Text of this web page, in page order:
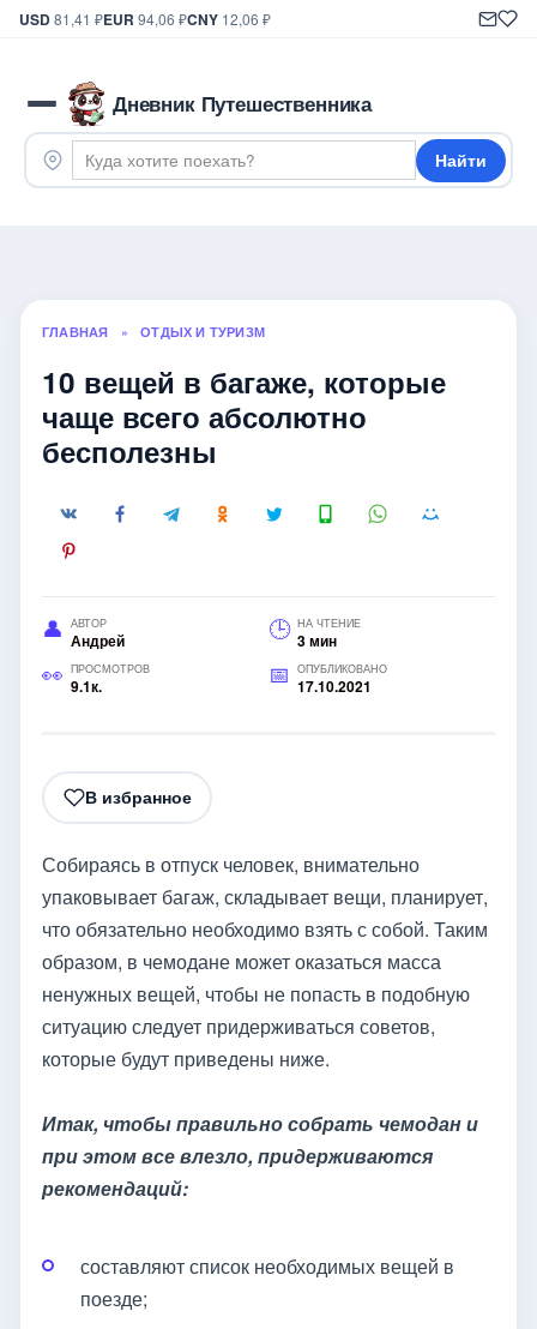
USD81,41 ₽EUR 94,06 ₽CNY 12,06 ₽
Дневник Путешественника
Найти
ГЛАВНАЯ » ОТДЫХ И ТУРИЗМ
10 вещей в багаже, которые
чаще всего абсолютно
бесполезны
АВТОР
Андрей
НА ЧТЕНИЕ
3 мин
ПРОСМОТРОВ
9.1к.
ОПУБЛИКОВАНО
17.10.2021
В избранное
Собираясь в отпуск человек, внимательно
упаковывает багаж, складывает вещи, планирует,
что обязательно необходимо взять с собой. Таким
образом, в чемодане может оказаться масса
ненужных вещей, чтобы не попасть в подобную
ситуацию следует придерживаться советов,
которые будут приведены ниже.
Итак, чтобы правильно собрать чемодан и
при этом все влезло, придерживаются
рекомендаций:
составляют список необходимых вещей в
поезде;